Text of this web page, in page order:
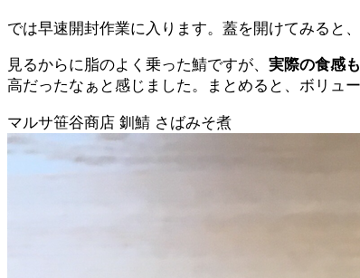
では早速開封作業に入ります。蓋を開けてみると
見るからに脂のよく乗った鯖ですが、 実際の食感
高だったなぁと感じました。まとめると、ボリュ
マルサ笹谷商店 釧鯖 さばみそ煮